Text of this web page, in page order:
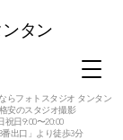
タン
らフォトスタジオ タンタン
安のスタジオ撮影
祝日9:00〜20:00
出口」より徒歩3分